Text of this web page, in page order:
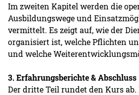
Im zweiten Kapitel werden die
Ausbildungswege und
vermittelt. Es zeigt auf, wie der
organisiert ist, welche Pflichten
und welche
3. Erfahrungsberichte & Abschluss
Der dritte Teil rundet den Kurs ab.